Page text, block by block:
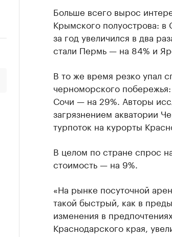
Больше всего вырос
Крымского полуострова: в
за год увеличился в два
стали Пермь — на 84% и
В то же время резко упал
черноморского
Сочи — на 29%. Авторы
загрязнением акватории
турпоток на курорты
В целом по стране спрос
стоимость — на 9%.
«На рынке посуточной
такой быстрый, как в
изменения в
Краснодарского края,